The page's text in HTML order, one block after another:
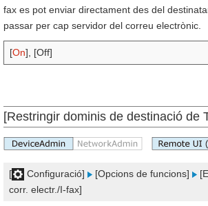
fax es pot enviar directament des del
passar per cap servidor del correu electrònic.
[On], [Off]
[Restringir dominis de destinació de
[ Configuració] [Opcions de funcions]
corr. electr./I-fax]